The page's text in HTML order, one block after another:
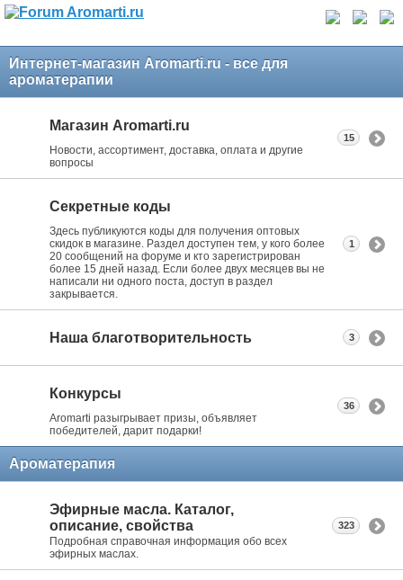
Интернет-магазин Aromarti.ru - все для
ароматерапии
Магазин Aromarti.ru
Новости, ассортимент, доставка, оплата и другие
вопросы
15
Секретные коды
Здесь публикуются коды для получения оптовых
скидок в магазине. Раздел доступен тем, у кого более
20 сообщений на форуме и кто зарегистрирован
более 15 дней назад. Если более двух месяцев вы не
написали ни одного поста, доступ в раздел
закрывается.
1
Наша благотворительность 3
Конкурсы
Aromarti разыгрывает призы, объявляет
победителей, дарит подарки!
36
Ароматерапия
Эфирные масла. Каталог,
описание, свойства
Подробная справочная информация обо всех
эфирных маслах.
323